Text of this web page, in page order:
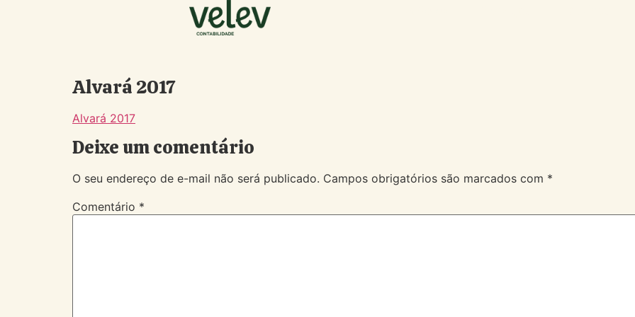
Alvará 2017
Alvará 2017
Deixe um comentário
O seu endereço de e-mail não será publicado. Campos obrigatórios são marcados com *
Comentário *